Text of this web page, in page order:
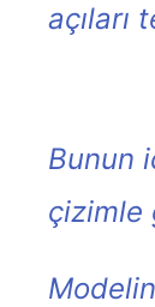
açıları
Bunun
çizimle